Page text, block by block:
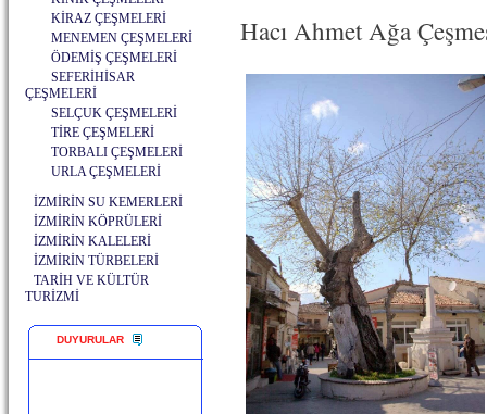
KİRAZ ÇEŞMELERİ
MENEMEN ÇEŞMELERİ
ÖDEMİŞ ÇEŞMELERİ
SEFERİHİSAR
ÇEŞMELERİ
SELÇUK ÇEŞMELERİ
TİRE ÇEŞMELERİ
TORBALI ÇEŞMELERİ
URLA ÇEŞMELERİ
İZMİRİN SU KEMERLERİ
İZMİRİN KÖPRÜLERİ
İZMİRİN KALELERİ
İZMİRİN TÜRBELERİ
TARİH VE KÜLTÜR
TURİZMİ
DUYURULAR
Hacı Ahmet Ağa